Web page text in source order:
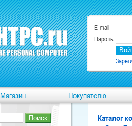
E-mail
Пароль
Магазин Покупателю
Каталог